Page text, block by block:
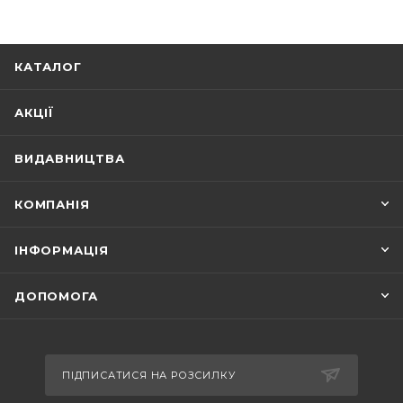
цього року на території України.
антологія», яку автор присвятив своєму
унікальна, адже вона заснована на
засекреченої раніше інформації, а також на
фантастичні твори Винничука, до числа яких
КАТАЛОГ
АКЦІЇ
ВИДАВНИЦТВА
КОМПАНІЯ
ІНФОРМАЦІЯ
ДОПОМОГА
ПІДПИСАТИСЯ НА РОЗСИЛКУ